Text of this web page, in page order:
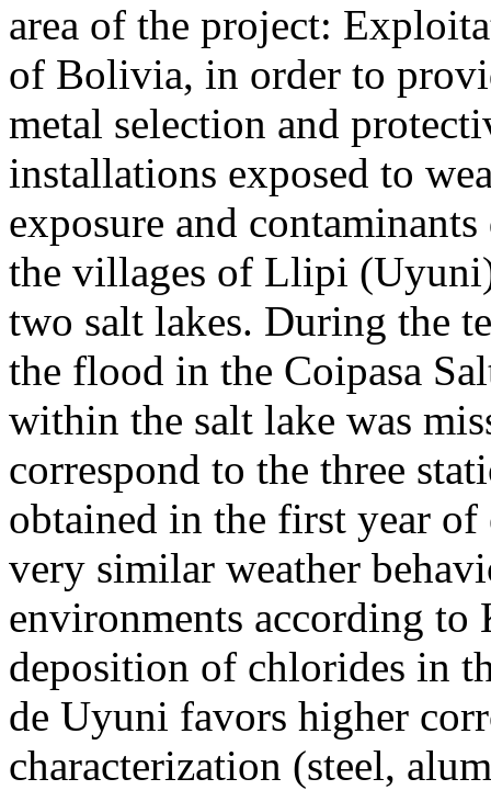
area of the project:
of Bolivia, in order to
metal selection and
installations exposed to
exposure and
the villages of Llipi
two salt lakes. During the
the flood in the Coipasa
within the salt lake was
correspond to the three
obtained in the first year of
very similar weather
environments according to
deposition of chlorides in
de Uyuni favors higher
characterization (steel,